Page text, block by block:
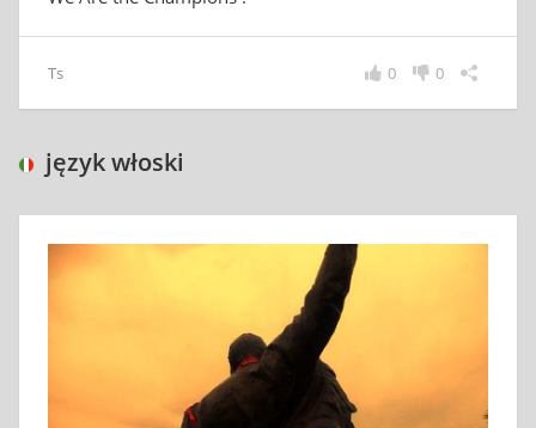
Ts 0
0
język włoski